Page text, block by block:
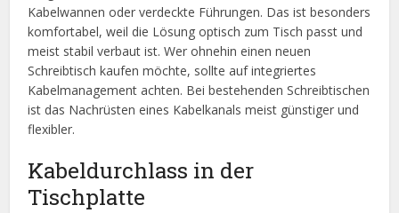
Kabelwannen oder verdeckte Führungen. Das ist besonders
komfortabel, weil die Lösung optisch zum Tisch passt und
meist stabil verbaut ist. Wer ohnehin einen neuen
Schreibtisch kaufen möchte, sollte auf integriertes
Kabelmanagement achten. Bei bestehenden Schreibtischen
ist das Nachrüsten eines Kabelkanals meist günstiger und
flexibler.
Kabeldurchlass in der
Tischplatte